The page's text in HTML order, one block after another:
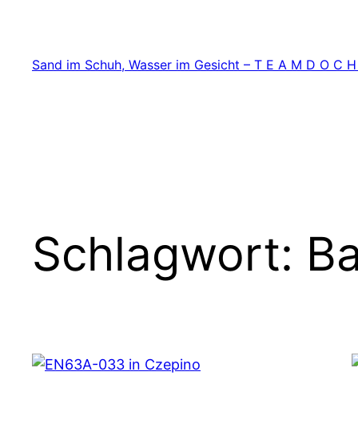
springen
Sand im Schuh, Wasser im Gesicht – T E A M D O C
Schlagwort: